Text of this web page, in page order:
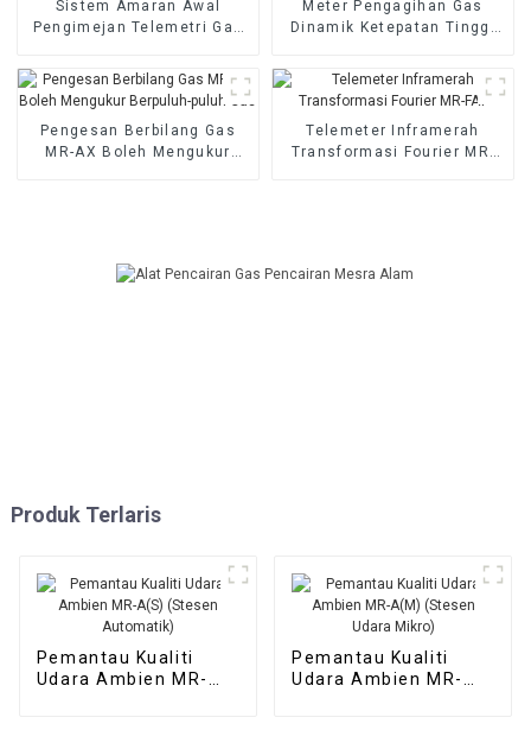
Sistem Amaran Awal
Pengimejan Telemetri Gas
Meter Pengagihan Gas
Dinamik Ketepatan Tinggi
Pengesan Berbilang Gas
MR-AX Boleh Mengukur
Telemeter Inframerah
Transformasi Fourier MR-
Produk Terlaris
Pemantau Kualiti
Udara Ambien MR-
Pemantau Kualiti
Udara Ambien MR-